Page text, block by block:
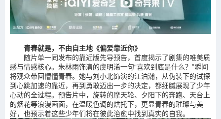
青春就是，不由自主地《偏爱靠近你》
随片单一同发布的靠近版先导预告，首度揭示了剧集的唯美质
感与情感核心。朱林雨饰演的虞明浠一句“喜欢到底是什么？”瞬间
将观众带回懵懂青春。她与刘小北饰演的江泊瀚，从伪装下的试探
到心跳加速的靠近，再到勇敢迈出一步的决定，都细腻展现了少年
心动的全过程。预告片中，旋转的摩天轮、夕阳下的奔跑、天台上
的烟花等浪漫画面，在温暖色调的烘托下，更显青春的璀璨与美
好，也预示着这些少年们将在彼此治愈中找到真实的自我。